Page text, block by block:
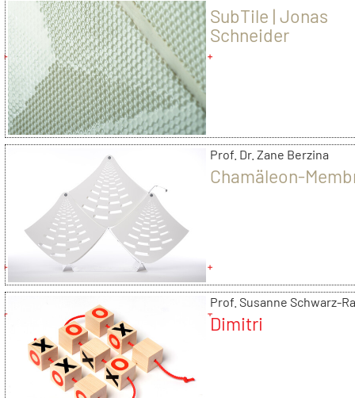
SubTile | Jonas
Schneider
Prof. Dr. Zane Berzina
Chamäleon-
Prof. Susanne Schwarz-
Dimitri